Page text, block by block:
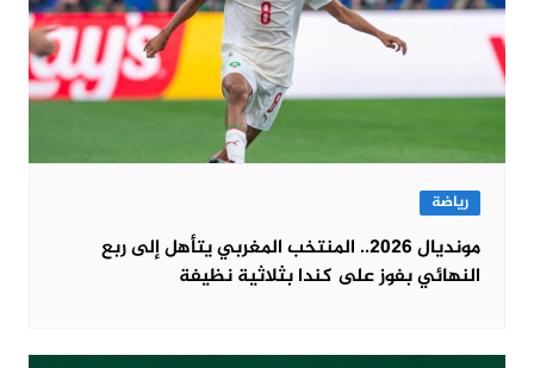
رياضة
مونديال 2026.. المنتخب المغربي يتأهل إلى ربع
النهائي بفوز على كندا بثلاثية نظيفة